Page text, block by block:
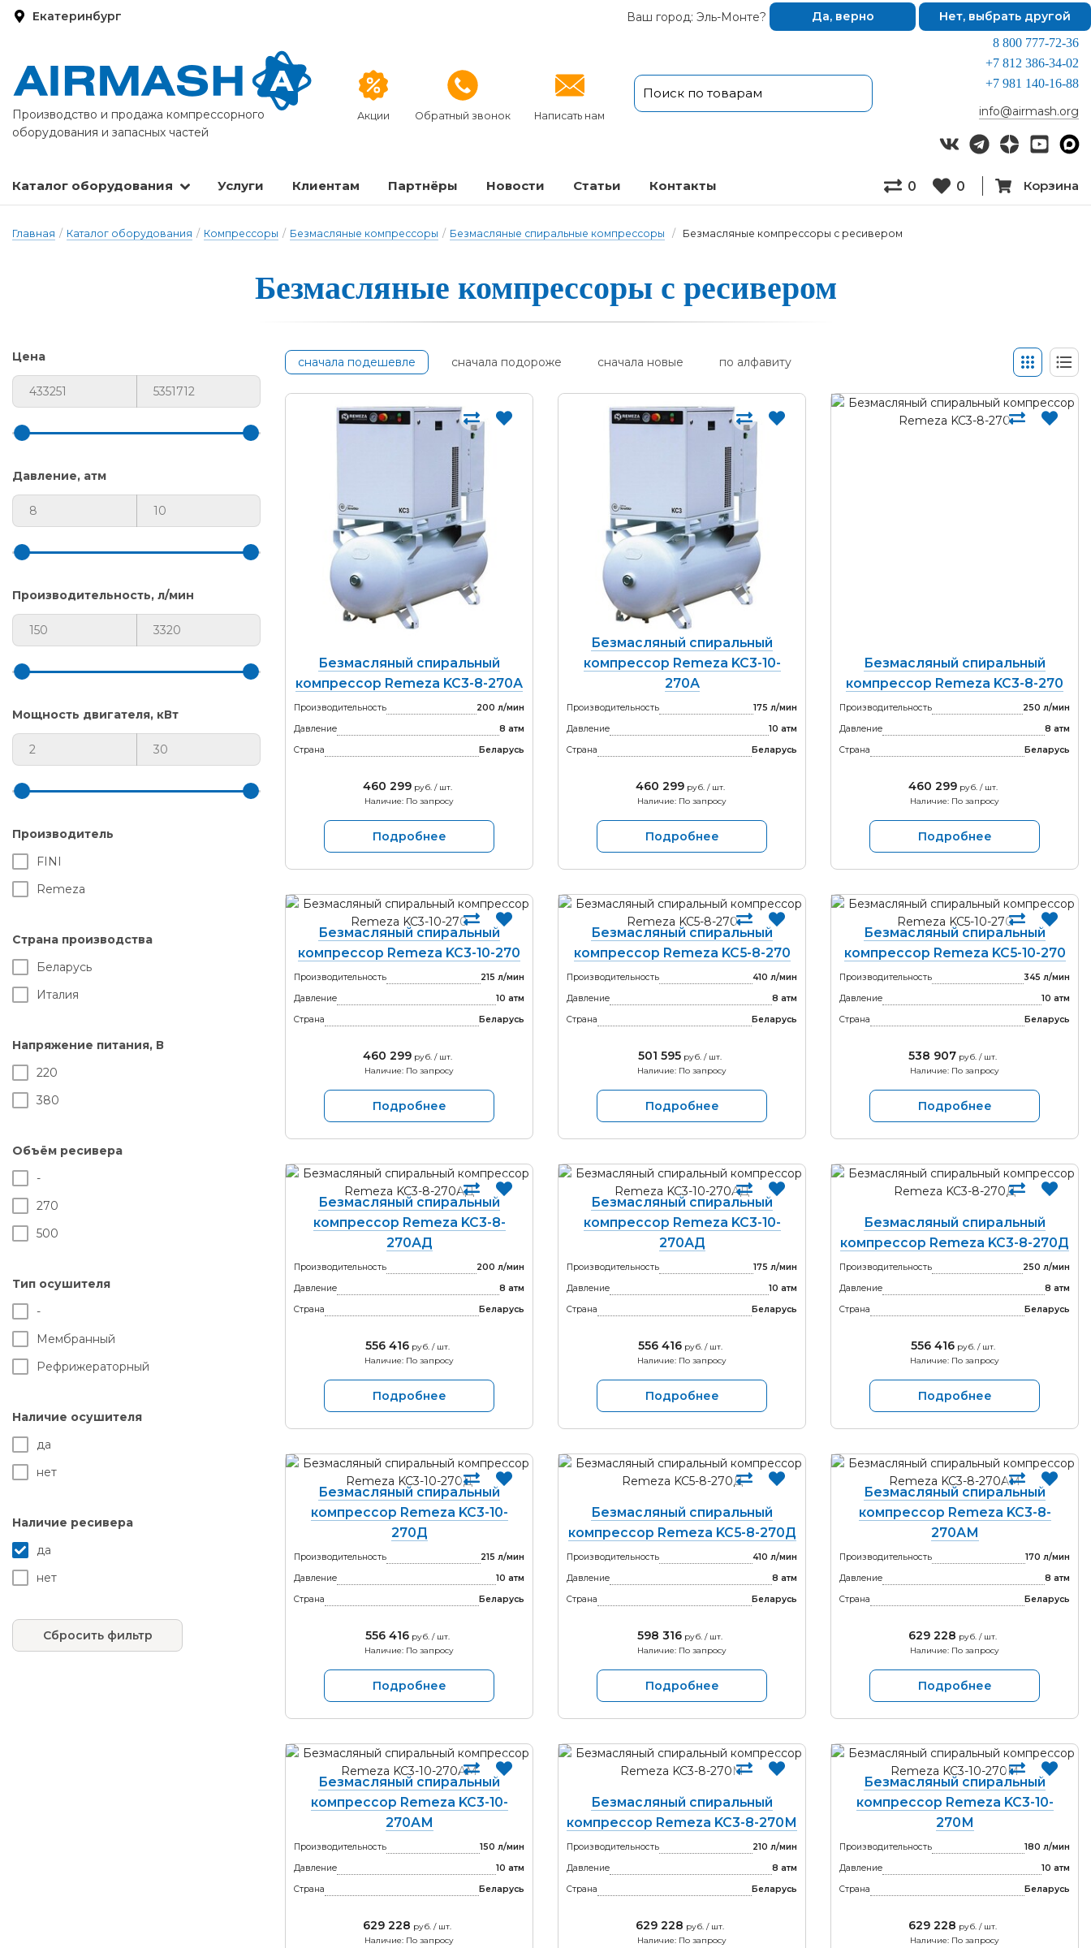
Екатеринбург Ваш город: Эль-Монте? Да, верно Нет, выбрать другой
Производство и продажа компрессорного
оборудования и запасных частей
Акции Обратный звонок Написать нам
8 800 777-72-36
+7 812 386-34-02
+7 981 140-16-88
info@airmash.org
Каталог оборудования Услуги Клиентам Партнёры Новости Статьи Кон­так­ты 0 0 Корзина
Главная / Каталог оборудования / Компрессоры / Безмасляные компрессоры / Безмасляные спиральные компрессоры / Безмасляные компрессоры с ресивером
Безмасляные ком­прес­со­ры с ре­си­ве­ром
Цена
Давление, атм
Производительность, л/мин
Мощность двигателя, кВт
Производитель
FINI
Remeza
Страна производства
Беларусь
Италия
Напряжение питания, В
220
380
Объём ресивера
-
270
500
Тип осушителя
-
Мембранный
Рефрижераторный
Наличие осушителя
да
нет
Наличие ресивера
да
нет
Сбросить фильтр
сначала подешевле сначала подороже сначала новые по алфавиту
Безмасляный спиральный
компрессор Remeza KC3-8-270А
Производительность
200 л/мин
Давление
8 атм
Страна
Беларусь
460 299руб. / шт.
Наличие: По запросу
Подробнее
Безмасляный спиральный
компрессор Remeza KC3-10-
270А
Производительность
175 л/мин
Давление
10 атм
Страна
Беларусь
460 299руб. / шт.
Наличие: По запросу
Подробнее
Безмасляный спиральный
компрессор Remeza KC3-8-270
Производительность
250 л/мин
Давление
8 атм
Страна
Беларусь
460 299руб. / шт.
Наличие: По запросу
Подробнее
Безмасляный спиральный
компрессор Remeza KC3-10-270
Производительность
215 л/мин
Давление
10 атм
Страна
Беларусь
460 299руб. / шт.
Наличие: По запросу
Подробнее
Безмасляный спиральный
компрессор Remeza KC5-8-270
Производительность
410 л/мин
Давление
8 атм
Страна
Беларусь
501 595 руб. / шт.
Наличие: По запросу
Подробнее
Безмасляный спиральный
компрессор Remeza KC5-10-270
Производительность
345 л/мин
Давление
10 атм
Страна
Беларусь
538 907 руб. / шт.
Наличие: По запросу
Подробнее
Безмасляный спиральный
компрессор Remeza KC3-8-
270АД
Производительность
200 л/мин
Давление
8 атм
Страна
Беларусь
556 416руб. / шт.
Наличие: По запросу
Подробнее
Безмасляный спиральный
компрессор Remeza KC3-10-
270АД
Производительность
175 л/мин
Давление
10 атм
Страна
Беларусь
556 416руб. / шт.
Наличие: По запросу
Подробнее
Безмасляный спиральный
компрессор Remeza KC3-8-270Д
Производительность
250 л/мин
Давление
8 атм
Страна
Беларусь
556 416руб. / шт.
Наличие: По запросу
Подробнее
Безмасляный спиральный
компрессор Remeza KC3-10-
270Д
Производительность
215 л/мин
Давление
10 атм
Страна
Беларусь
556 416руб. / шт.
Наличие: По запросу
Подробнее
Безмасляный спиральный
компрессор Remeza KC5-8-270Д
Производительность
410 л/мин
Давление
8 атм
Страна
Беларусь
598 316 руб. / шт.
Наличие: По запросу
Подробнее
Безмасляный спиральный
компрессор Remeza KC3-8-
270АМ
Производительность
170 л/мин
Давление
8 атм
Страна
Беларусь
629 228 руб. / шт.
Наличие: По запросу
Подробнее
Безмасляный спиральный
компрессор Remeza KC3-10-
270АМ
Производительность
150 л/мин
Давление
10 атм
Страна
Беларусь
629 228 руб. / шт.
Наличие: По запросу
Безмасляный спиральный
компрессор Remeza KC3-8-270М
Производительность
210 л/мин
Давление
8 атм
Страна
Беларусь
629 228 руб. / шт.
Наличие: По запросу
Безмасляный спиральный
компрессор Remeza KC3-10-
270М
Производительность
180 л/мин
Давление
10 атм
Страна
Беларусь
629 228 руб. / шт.
Наличие: По запросу